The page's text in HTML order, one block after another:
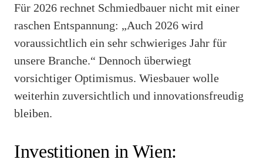
Für 2026 rechnet Schmiedbauer nicht mit einer
raschen Entspannung: „Auch 2026 wird
voraussichtlich ein sehr schwieriges Jahr für
unsere Branche.“ Dennoch überwiegt
vorsichtiger Optimismus. Wiesbauer wolle
weiterhin zuversichtlich und innovationsfreudig
bleiben.
Investitionen in Wien: